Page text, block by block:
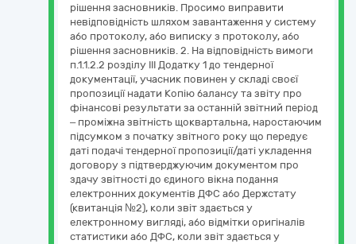
рішення засновників. Просимо виправити
невідповідність шляхом завантаження у систему
або протоколу, або виписку з протоколу, або
рішення засновників. 2. На відповідність вимоги
п.1.1.2.2 розділу III Додатку 1 до тендерної
документації, учасник повинен у складі своєї
пропозиції надати Копію балансу та звіту про
фінансові результати за останній звітний період
– проміжна звітність щоквартальна, наростаючим
підсумком з початку звітного року що передує
даті подачі тендерної пропозиції/даті укладення
договору з підтверджуючим документом про
здачу звітності до єдиного вікна подання
електронних документів ДФС або Держстату
(квитанція №2), коли звіт здається у
електронному вигляді, або відмітки оригіналів
статистики або ДФС, коли звіт здається у